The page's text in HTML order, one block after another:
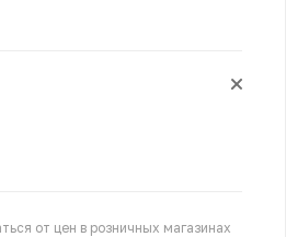
от цен в розничных магазинах